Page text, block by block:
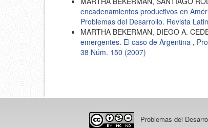
encadenamientos productivos en
Problemas del Desarrollo. Revista
MARTHA BEKERMAN, DIEGO A.
emergentes. El caso de Argentina ,
38 Núm. 150 (2007)
Problemas del